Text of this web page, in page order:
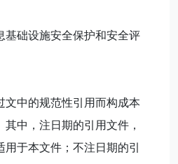
基础设施安全保护和安全评
文中的规范性引用而构成本
中，注日期的引用文件，
于本文件；不注日期的引